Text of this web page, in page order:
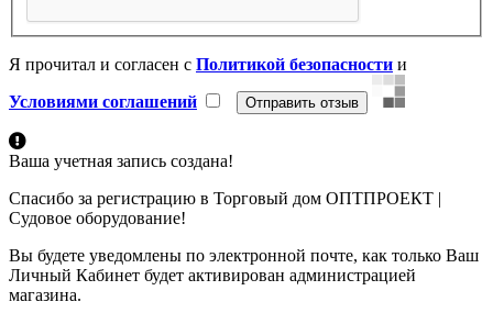
Я прочитал и согласен с Политикой безопасности и
Условиями соглашений
Ваша учетная запись создана!
Спасибо за регистрацию в Торговый дом ОПТПРОЕКТ |
Судовое оборудование!
Вы будете уведомлены по электронной почте, как только Ваш
Личный Кабинет будет активирован администрацией
магазина.